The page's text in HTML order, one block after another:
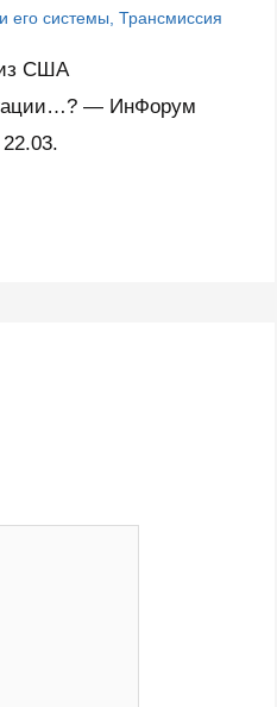
его системы ,Трансмиссия
США
— ИнФорум